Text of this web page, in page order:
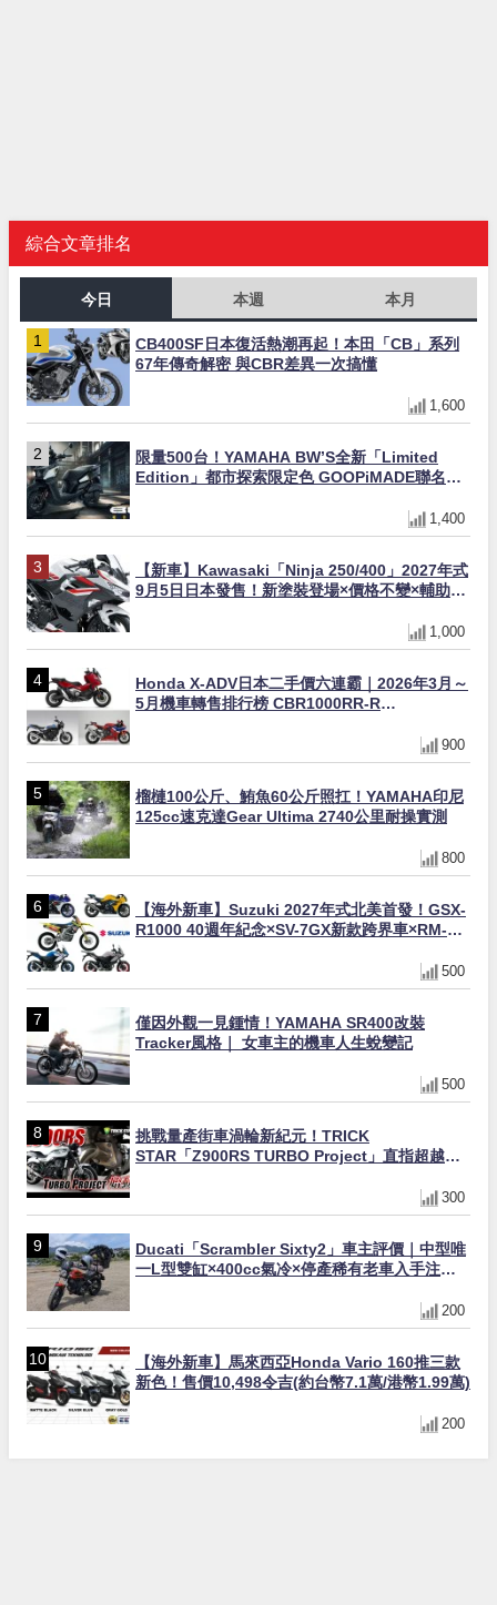
綜合文章排名
今日 本週 本月
CB400SF日本復活熱潮再起！本田「CB」系列
67年傳奇解密 與CBR差異一次搞懂
1,600
限量500台！YAMAHA BW’S全新「Limited
Edition」都市探索限定色 GOOPiMADE聯名包
1,400
【新車】Kawasaki「Ninja 250/400」2027年式
9月5日日本發售！新塗裝登場×價格不變×輔助滑
1,000
Honda X-ADV日本二手價六連霸｜2026年3月～
5月機車轉售排行榜 CBR1000RR-R
900
榴槤100公斤、鮪魚60公斤照扛！YAMAHA印尼
125cc速克達Gear Ultima 2740公里耐操實測
800
【海外新車】Suzuki 2027年式北美首發！GSX-
R1000 40週年紀念×SV-7GX新款跨界車×RM-
500
僅因外觀一見鍾情！YAMAHA SR400改裝
Tracker風格｜ 女車主的機車人生蛻變記
500
挑戰量產街車渦輪新紀元！TRICK
STAR「Z900RS TURBO Project」直指超越
300
Ducati「Scrambler Sixty2」車主評價｜中型唯
一L型雙缸×400cc氣冷×停產稀有老車入手注意
200
【海外新車】馬來西亞Honda Vario 160推三款
新色！售價10,498令吉(約台幣7.1萬/港幣1.99萬)
200